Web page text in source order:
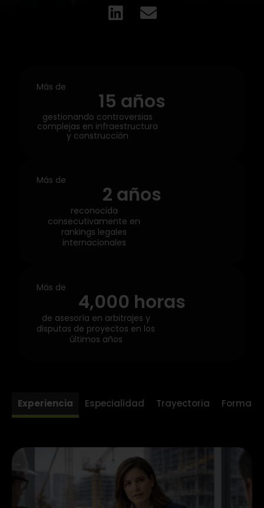
Más de
15 años
gestionando controversias
complejas en infraestructura
y construcción
Más de
2 años
reconocida
consecutivamente en
rankings legales
internacionales
Más de
4,000 horas
de asesoría en arbitrajes y
disputas de proyectos en los
últimos años
Experiencia Especialidad Trayectoria